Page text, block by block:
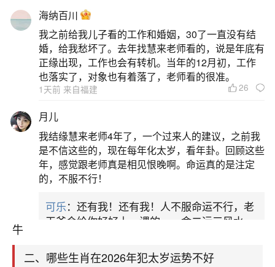
问题，但是小问题不注意可能会引起大麻烦，下面
就这个问题给大家做一些解读：
一、2026犯太岁五大生肖
2026年犯太岁的五大生肖分别是马、鼠、牛、
兔和龙。属马：在2026年将会进入自己的本命年，
受到值太岁和刑太岁的双重干扰，可能会遭遇生活
质量的下滑，事业和财运方面的困难，以及身体状
况的问题。属鼠：在2026年会受到冲太岁的影响，
可能会遇到各种灾祸，导致事事不顺。工作上可能
难以稳定，需要付出更多努力才能取得好成绩。属
牛
二、哪些生肖在2026年犯太岁运势不好
海纳百川
我之前给我儿子看的工作和婚姻，30了一直没有结
婚，给我愁坏了。去年找慧来老师看的，说是年底有
正缘出现，工作也会有转机。当年的12月初，工作
也落实了，对象也有着落了，老师看的很准。
1天前 来自福建 26
月儿
我结缘慧来老师4年了，一个过来人的建议，之前我
是不信这些的，现在每年化太岁，看年卦。回顾这些
年，感觉跟老师真是相见恨晚啊。命运真的是注定
的，不服不行！
可乐：还有我！还有我！人不服命运不行，老
天爷会给你好好上一课的。一命二运三风水，
平安是福：我也是每年找老师化太岁，看年